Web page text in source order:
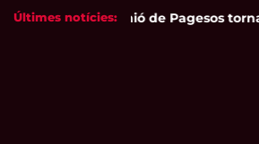
Últimes notícies:Unió de Pagesos